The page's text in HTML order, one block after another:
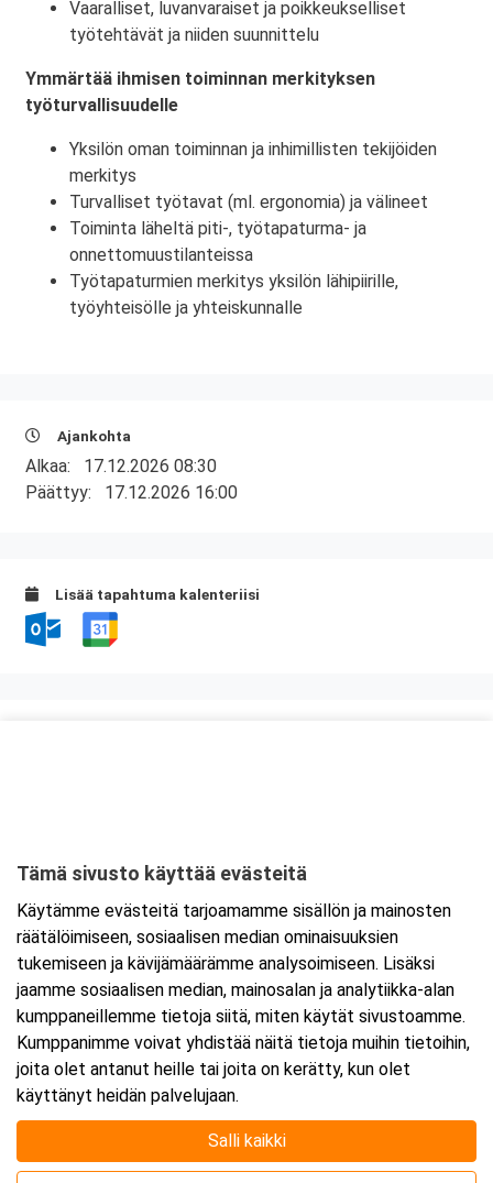
Vaaralliset, luvanvaraiset ja poikkeukselliset
työtehtävät ja niiden suunnittelu
Ymmärtää ihmisen toiminnan merkityksen
työturvallisuudelle
Yksilön oman toiminnan ja inhimillisten tekijöiden
merkitys
Turvalliset työtavat (ml. ergonomia) ja välineet
Toiminta läheltä piti-, työtapaturma- ja
onnettomuustilanteissa
Työtapaturmien merkitys yksilön lähipiirille,
työyhteisölle ja yhteiskunnalle
Ajankohta
Alkaa: 17.12.2026 08:30
Päättyy: 17.12.2026 16:00
Lisää tapahtuma kalenteriisi
Tarkempi kartta ja ajo-ohjeet
Tämä sivusto käyttää evästeitä
Käytämme evästeitä tarjoamamme sisällön ja mainosten
räätälöimiseen, sosiaalisen median ominaisuuksien
tukemiseen ja kävijämäärämme analysoimiseen. Lisäksi
jaamme sosiaalisen median, mainosalan ja analytiikka-alan
kumppaneillemme tietoja siitä, miten käytät sivustoamme.
Kumppanimme voivat yhdistää näitä tietoja muihin tietoihin,
joita olet antanut heille tai joita on kerätty, kun olet
käyttänyt heidän palvelujaan.
Salli kaikki